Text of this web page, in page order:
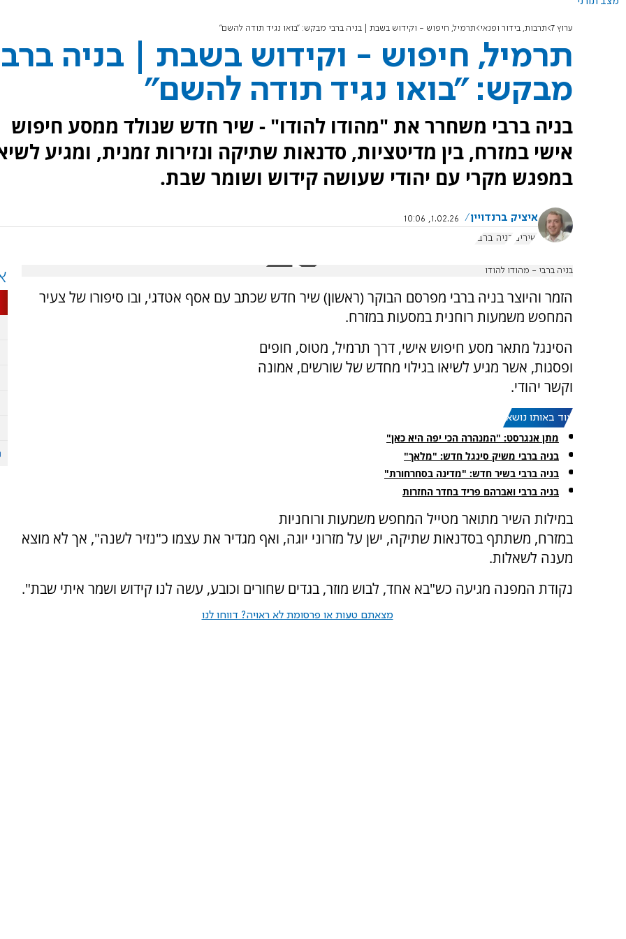
ערוץ 7 תרבות, בידור ופנאי תרמיל, חיפוש - וקידוש בשבת | בניה ברבי מבקש: "בואו נגיד תודה להשם"
תרמיל, חיפוש - וקידוש בשבת | בניה
מבקש: "בואו נגיד תודה להשם"
בניה ברבי משחרר את "מהודו להודו" - שיר חדש שנולד ממסע חיפוש
אישי במזרח, בין מדיטציות, סדנאות שתיקה ונזירות זמנית, ומגיע
במפגש מקרי עם יהודי שעושה קידוש ושומר שבת.
איציק ברנדויין
1.02.26, 10:06
שירים בניה ברבי
בניה ברבי - מהודו להודו
הזמר והיוצר בניה ברבי מפרסם הבוקר (ראשון) שיר חדש שכתב עם אסף אטדגי, ובו סיפורו של צעיר
המחפש משמעות רוחנית במסעות במזרח.
הסינגל מתאר מסע חיפוש אישי, דרך תרמיל, מטוס, חופים
ופסגות, אשר מגיע לשיאו בגילוי מחדש של שורשים, אמונה
וקשר יהודי.
עוד באותו נושא:
מתן אנגרסט: "המנהרה הכי יפה היא כאן"
בניה ברבי משיק סינגל חדש: "מלאך"
בניה ברבי בשיר חדש: "מדינה בסחרחורת"
בניה ברבי ואברהם פריד בחדר החזרות
במילות השיר מתואר מטייל המחפש משמעות ורוחניות
במזרח, משתתף בסדנאות שתיקה, ישן על מזרוני יוגה, ואף מגדיר את עצמו כ"נזיר לשנה", אך לא מוצא
מענה לשאלות.
נקודת המפנה מגיעה כש"בא אחד, לבוש מוזר, בגדים שחורים וכובע, עשה לנו קידוש ושמר איתי שבת".
מצאתם טעות או פרסומת לא ראויה? דווחו לנו